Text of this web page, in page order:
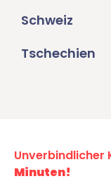
Schweiz
Tschechien
Unverbindlicher
Minuten!